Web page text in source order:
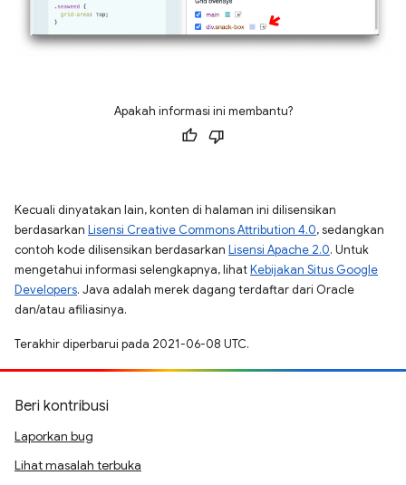
Apakah informasi ini membantu?
Kecuali dinyatakan lain, konten di halaman ini dilisensikan
berdasarkan Lisensi Creative Commons Attribution 4.0, sedangkan
contoh kode dilisensikan berdasarkan Lisensi Apache 2.0. Untuk
mengetahui informasi selengkapnya, lihatKebijakan Situs Google
Developers. Java adalah merek dagang terdaftar dari Oracle
dan/atau afiliasinya.
Terakhir diperbarui pada 2021-06-08 UTC.
Beri kontribusi
Laporkan bug
Lihat masalah terbuka